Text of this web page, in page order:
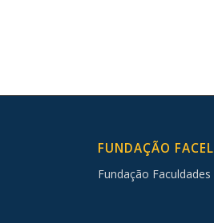
FUNDAÇÃO
Fundação